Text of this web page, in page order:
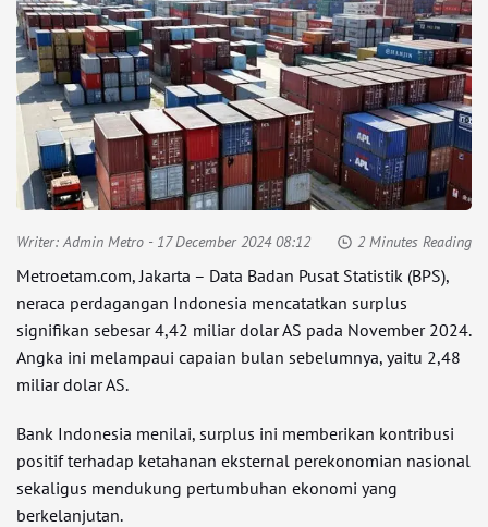
Writer:Admin Metro - 17 December 2024 08:12 2 Minutes Reading
Metroetam.com, Jakarta – Data Badan Pusat Statistik (BPS),
neraca perdagangan Indonesia mencatatkan surplus
signifikan sebesar 4,42 miliar dolar AS pada November 2024.
Angka ini melampaui capaian bulan sebelumnya, yaitu 2,48
miliar dolar AS.
Bank Indonesia menilai, surplus ini memberikan kontribusi
positif terhadap ketahanan eksternal perekonomian nasional
sekaligus mendukung pertumbuhan ekonomi yang
berkelanjutan.